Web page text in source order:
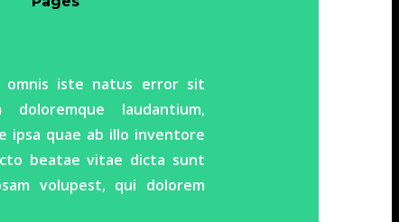
omnis iste natus error sit
doloremque laudantium,
ipsa quae ab illo inventore
beatae vitae dicta sunt
volupest, qui dolorem